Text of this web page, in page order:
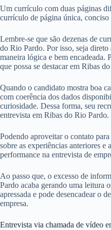
Um currículo com duas páginas
currículo de página única, conciso
Lembre-se que são dezenas de
do Rio Pardo. Por isso, seja
maneira lógica e bem encadeada.
que possa se destacar em Ribas
Quando o candidato mostra boa
com coerência dos dados
curiosidade. Dessa forma, seu
entrevista em Ribas do Rio Pardo.
Podendo aproveitar o contato
sobre as experiências anteriores e
performance na entrevista de
Ao passo que, o excesso de
Pardo acaba gerando uma leitura
apressada e pode desencadear o
empresa.
Entrevista via chamada de vídeo